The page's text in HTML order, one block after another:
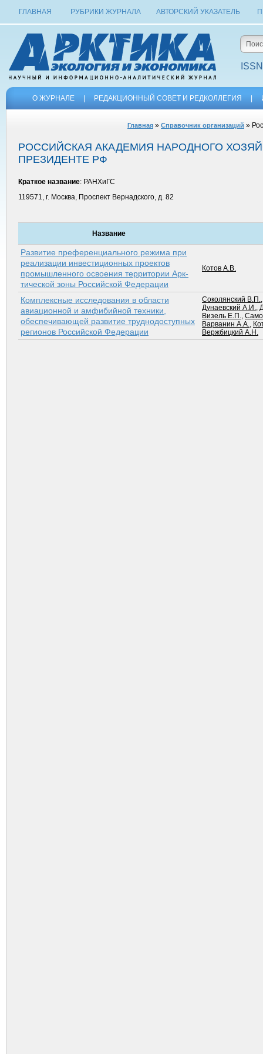
ГЛАВНАЯ РУБРИКИ ЖУРНАЛА АВТОРСКИЙ УКАЗАТЕЛЬ
О ЖУРНАЛЕ РЕДАКЦИОННЫЙ СОВЕТ И РЕДКОЛЛЕГИЯ
Главная » Справочник организаций »
РОССИЙСКАЯ АКАДЕМИЯ НАРОДНОГО
ПРЕЗИДЕНТЕ РФ
Краткое название: РАНХиГС
119571, г. Москва, Проспект Вернадского, д. 82
Название
Развитие преференциального режима при
реализации инвестиционных проектов
промышленного освоения территории Арк­
тической зоны Российской Федерации
Котов А.В.
Комплексные исследования в области
авиационной и амфибийной техники,
обеспечивающей развитие труднодоступных
регионов Российской Федерации
Соколянский В.П.
Дунаевский А.И.,
Визель Е.П.,
Варванин А.А.,
Вержбицкий А.Н.